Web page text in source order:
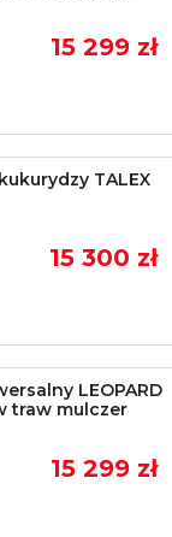
15 299 zł
TALEX
15 300 zł
LEOPARD
traw mulczer
15 299 zł